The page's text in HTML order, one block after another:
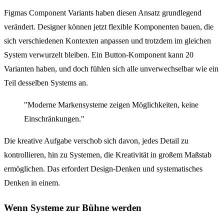
Figmas Component Variants haben diesen Ansatz grundlegend
verändert. Designer können jetzt flexible Komponenten bauen, die
sich verschiedenen Kontexten anpassen und trotzdem im gleichen
System verwurzelt bleiben. Ein Button-Komponent kann 20
Varianten haben, und doch fühlen sich alle unverwechselbar wie ein
Teil desselben Systems an.
"Moderne Markensysteme zeigen Möglichkeiten, keine
Einschränkungen."
Die kreative Aufgabe verschob sich davon, jedes Detail zu
kontrollieren, hin zu Systemen, die Kreativität in großem Maßstab
ermöglichen. Das erfordert Design-Denken und systematisches
Denken in einem.
Wenn Systeme zur Bühne werden